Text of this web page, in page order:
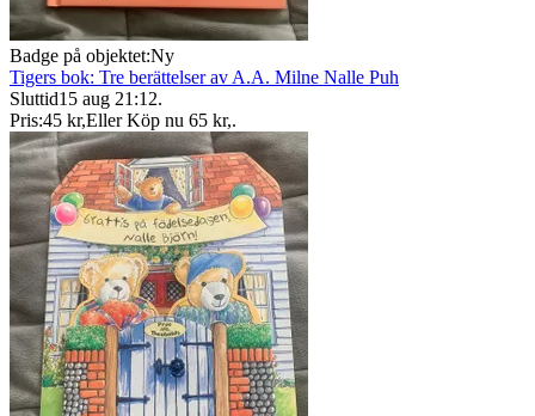
Badge på objektet:Ny
Tigers bok: Tre berättelser av A.A. Milne Nalle Puh
Sluttid15 aug 21:12.
Pris:45 kr,Eller Köp nu 65 kr,.